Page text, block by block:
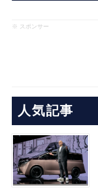
※ スポンサー
人気記事